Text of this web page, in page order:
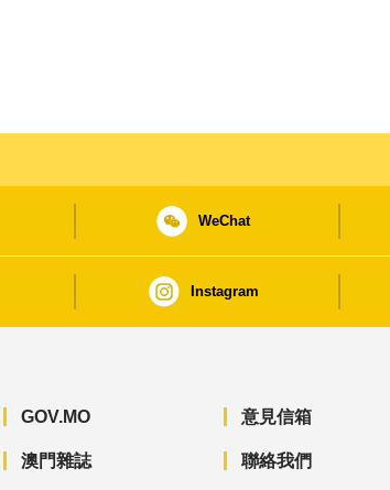
WeChat
Instagram
GOV.MO
澳門雜誌
意見信箱
聯絡我們